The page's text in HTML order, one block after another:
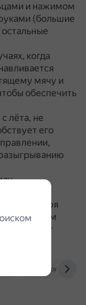
и нажимом
(большие
когда
мячу и
обеспечить
лёта, не
его
а благодаря
гребковым
от
его.
nsportal.ru